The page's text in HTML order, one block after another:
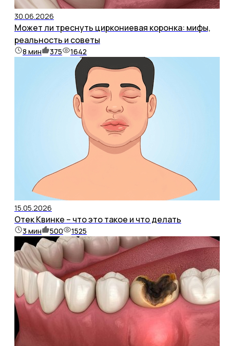
30.06.2026
Может ли треснуть циркониевая коронка: мифы,
реальность и советы
8 мин 375 1642
15.05.2026
Отек Квинке – что это такое и что делать
3 мин 500 1525